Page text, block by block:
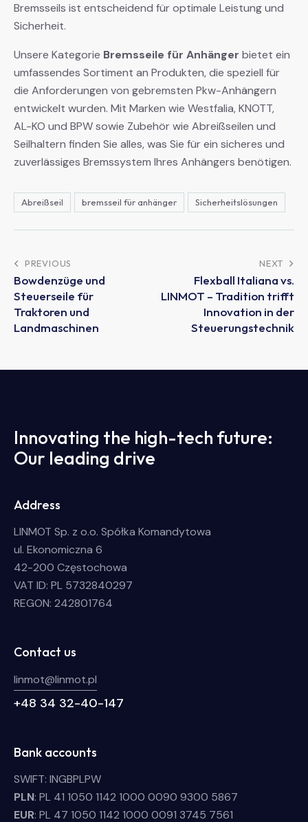
Bremsseils ist entscheidend für optimale Leistung und
Sicherheit.
Unsere Kategorie Bremsseile für Anhänger bietet ein
umfassendes Sortiment an Produkten, die speziell für
die Anforderungen von gebremsten Pkw-Anhängern
entwickelt wurden. Mit Marken wie Westfalia, KNOTT,
AL-KO und BPW sowie Zubehör wie Abreißseilen und
Seilhaltern finden Sie alles, was Sie für ein sicheres und
zuverlässiges Bremssystem Ihres Anhängers benötigen.
Abreißseil bremsseil für anhänger Sicherheitslösungen
PREVIOUS
Bowdenzüge und
Steuerseile für
Traktoren und
Landmaschinen
NEXT
Flexball Italiana vs.
LINMOT – Tradition trifft
Innovation in der
Steuerungstechnik
Innovating the high-tech future:
Our leading drive
Address
LINMOT Sp. z o.o. Spółka Komandytowa
ul. Ekonomiczna 6
42-200 Częstochowa
VAT ID: PL 5732840297
REGON: 242801764
Contact us
linmot@linmot.pl
+48 34 32-40-147
Bank accounts
SWIFT: INGBPLPW
PLN: PL 41 1050 1142 1000 0090 9300 5867
EUR: PL 47 1050 1142 1000 0091 3745 7561